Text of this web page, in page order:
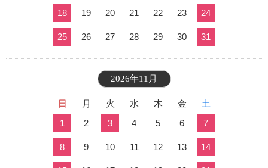
18 19 20 21 22 23 24
25 26 27 28 29 30 31
2026年11月
日 月 火 水 木 金
土
1
2 3 4 5 6 7
8 9 10 11 12 13 14